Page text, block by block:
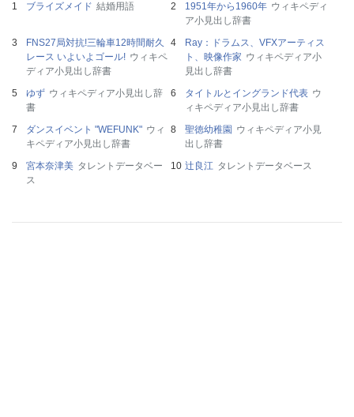
ブライズメイド 結婚用語 1951年から1960年 ウィキペディ
ア小見出し辞書
FNS27局対抗!三輪車12時間耐久
レース いよいよゴール! ウィキペ
ディア小見出し辞書
Ray：ドラムス、VFXアーティス
ト、映像作家 ウィキペディア小
見出し辞書
ゆず ウィキペディア小見出し辞
書
タイトルとイングランド代表 ウ
ィキペディア小見出し辞書
ダンスイベント "WEFUNK" ウィ
キペディア小見出し辞書
聖徳幼稚園 ウィキペディア小見
出し辞書
宮本奈津美 タレントデータベー
ス
辻良江 タレントデータベース